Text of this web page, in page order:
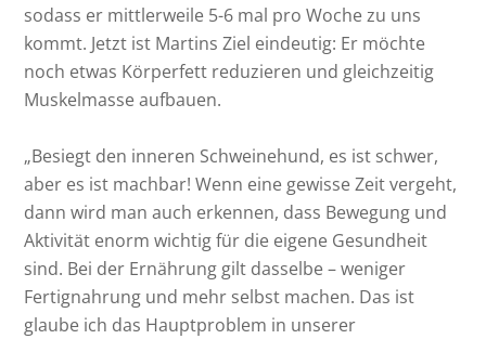
sodass er mittlerweile 5-6 mal pro Woche zu uns
kommt. Jetzt ist Martins Ziel eindeutig: Er möchte
noch etwas Körperfett reduzieren und gleichzeitig
Muskelmasse aufbauen.
„Besiegt den inneren Schweinehund, es ist schwer,
aber es ist machbar! Wenn eine gewisse Zeit vergeht,
dann wird man auch erkennen, dass Bewegung und
Aktivität enorm wichtig für die eigene Gesundheit
sind. Bei der Ernährung gilt dasselbe – weniger
Fertignahrung und mehr selbst machen. Das ist
glaube ich das Hauptproblem in unserer